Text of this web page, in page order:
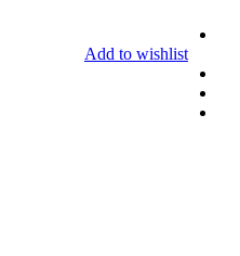
Add to wishlist